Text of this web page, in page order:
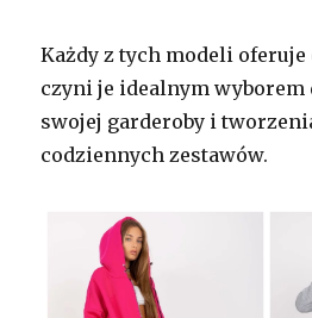
Każdy z tych modeli
czyni je idealnym wyborem
swojej garderoby i
codziennych zestawów.